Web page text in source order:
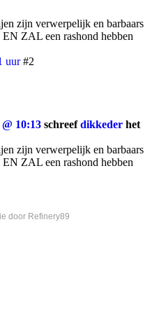
zijn verwerpelijk en barbaars
ZAL een rashond hebben
uur #2
10:13 schreefdikkeder het
zijn verwerpelijk en barbaars
ZAL een rashond hebben
door Refinery89